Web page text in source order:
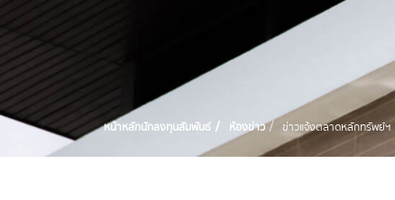
หน้าหลักนักลงทุนสัมพันธ์ ห้องข่าว ข่าวแจ้งตลาดหลักทรัพย์ฯ